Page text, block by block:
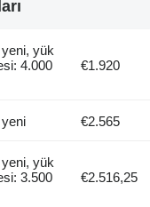
yük
4.000
€1.920
€2.565
yük
3.500
€2.516,25